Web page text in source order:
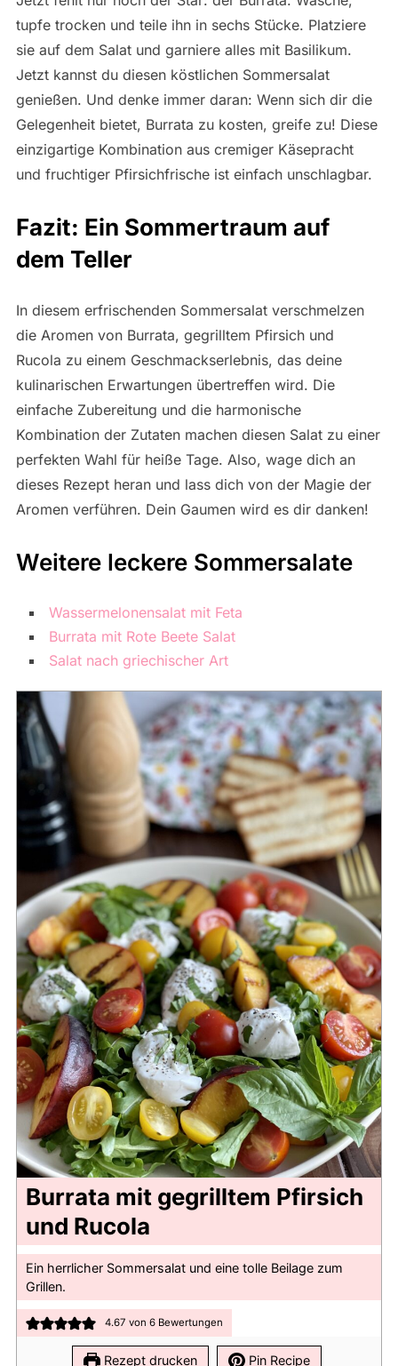
tupfe trocken und teile ihn in sechs Stücke. Platziere
sie auf dem Salat und garniere alles mit Basilikum.
Jetzt kannst du diesen köstlichen Sommersalat
genießen. Und denke immer daran: Wenn sich dir die
Gelegenheit bietet, Burrata zu kosten, greife zu! Diese
einzigartige Kombination aus cremiger Käsepracht
und fruchtiger Pfirsichfrische ist einfach unschlagbar.
Fazit: Ein Sommertraum auf
dem Teller
In diesem erfrischenden Sommersalat verschmelzen
die Aromen von Burrata, gegrilltem Pfirsich und
Rucola zu einem Geschmackserlebnis, das deine
kulinarischen Erwartungen übertreffen wird. Die
einfache Zubereitung und die harmonische
Kombination der Zutaten machen diesen Salat zu einer
perfekten Wahl für heiße Tage. Also, wage dich an
dieses Rezept heran und lass dich von der Magie der
Aromen verführen. Dein Gaumen wird es dir danken!
Weitere leckere Sommersalate
Wassermelonensalat mit Feta
Burrata mit Rote Beete Salat
Salat nach griechischer Art
Burrata mit gegrilltem Pfirsich
und Rucola
Ein herrlicher Sommersalat und eine tolle Beilage zum
Grillen.
4.67 von6 Bewertungen
Rezept drucken Pin Recipe